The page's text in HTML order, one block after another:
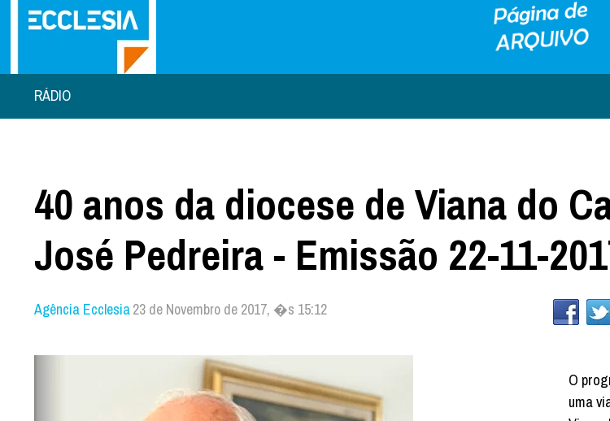
RÁDIO
40 anos da diocese de Viana do
José Pedreira - Emissão 22-11-
Agência Ecclesia23 de Novembro de 2017, �s 15:12
O
uma